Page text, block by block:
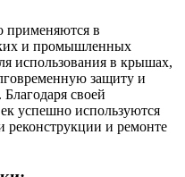
в
и промышленных
использования в крышах,
защиту и
своей
успешно используются
реконструкции и ремонте